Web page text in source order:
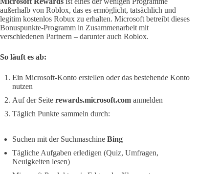
außerhalb von Roblox, das es ermöglicht, tatsächlich und
legitim kostenlos Robux zu erhalten. Microsoft betreibt dieses
Bonuspunkte-Programm in Zusammenarbeit mit
verschiedenen Partnern – darunter auch Roblox.
So läuft es ab:
Ein Microsoft-Konto erstellen oder das bestehende Konto
nutzen
Auf der Seite rewards.microsoft.com anmelden
Täglich Punkte sammeln durch:
Suchen mit der Suchmaschine Bing
Tägliche Aufgaben erledigen (Quiz, Umfragen,
Neuigkeiten lesen)